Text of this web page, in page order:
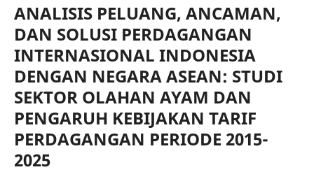
ANALISIS PELUANG, ANCAMAN,
DAN SOLUSI PERDAGANGAN
INTERNASIONAL INDONESIA
DENGAN NEGARA ASEAN: STUDI
SEKTOR OLAHAN AYAM DAN
PENGARUH KEBIJAKAN TARIF
PERDAGANGAN PERIODE 2015-
2025